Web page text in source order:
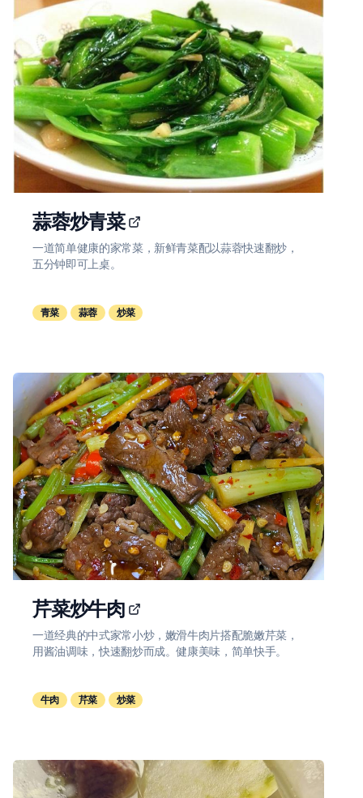
蒜蓉炒青菜
一道简单健康的家常菜，新鲜青菜配以蒜蓉快速翻炒，
五分钟即可上桌。
青菜 蒜蓉 炒菜
芹菜炒牛肉
一道经典的中式家常小炒，嫩滑牛肉片搭配脆嫩芹菜，
用酱油调味，快速翻炒而成。健康美味，简单快手。
牛肉 芹菜 炒菜